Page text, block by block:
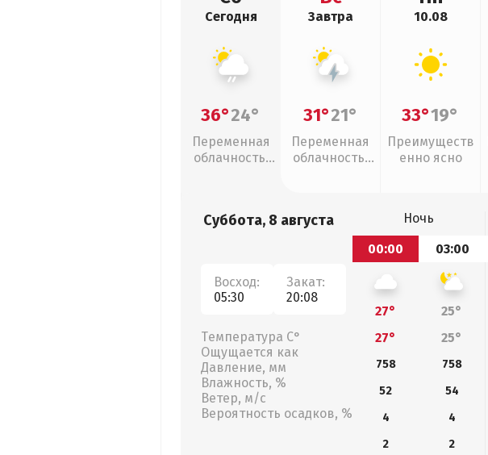
Сегодня
36°24°
Переменная
облачность,
Завтра
31°21°
Переменная
облачность,
10.08
33°19°
Преимуществ
енно ясно
Суббота, 8 августа
Восход:
05:30
Закат:
20:08
Температура С°
Ощущается как
Давление, мм
Влажность, %
Ветер, м/с
Вероятность осадков, %
Ночь
00:00
03:00
27° 25°
27°
25°
758 758
52
54
4
4
2
2